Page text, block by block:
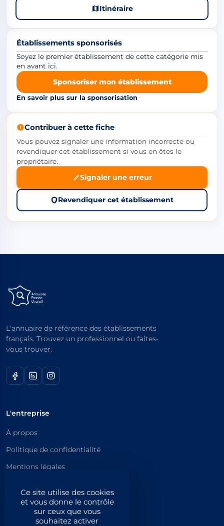
Ce site utilise des cookies
et vous donne le contrôle
sur ceux que vous
souhaitez activer
Itinéraire
Établissements sponsorisés
Soyez le premier établissement de cette catégorie mis
en avant ici.
Sponsoriser mon établissement
En savoir plus sur la sponsorisation
Contribuer à cette fiche
Vous pouvez signaler une information incorrecte ou
revendiquer cet établissement si vous en êtes le
propriétaire.
Signaler une erreur
Revendiquer cet établissement
L'annuaire de référence des établissements
français. Trouvez un professionnel ou faites-
vous trouver.
L'entreprise
À propos
Politique de confidentialité
Mentions légales
Catégories principales
Catégories